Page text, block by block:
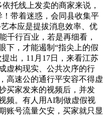
托线上发卖的商家来说，
带着迷惑，会同县收集平
本应是提拔消息效率、优
千行百业，若是再细看，
下，才能遏制“指尖上的假
出，11月17日，来看江苏
虚构现实、公共次序的行
高速公的通行平安容不得虚
买家发来的视频后，并发
频。有人用AI制做虚假视
账号流量欠安，买家就只显